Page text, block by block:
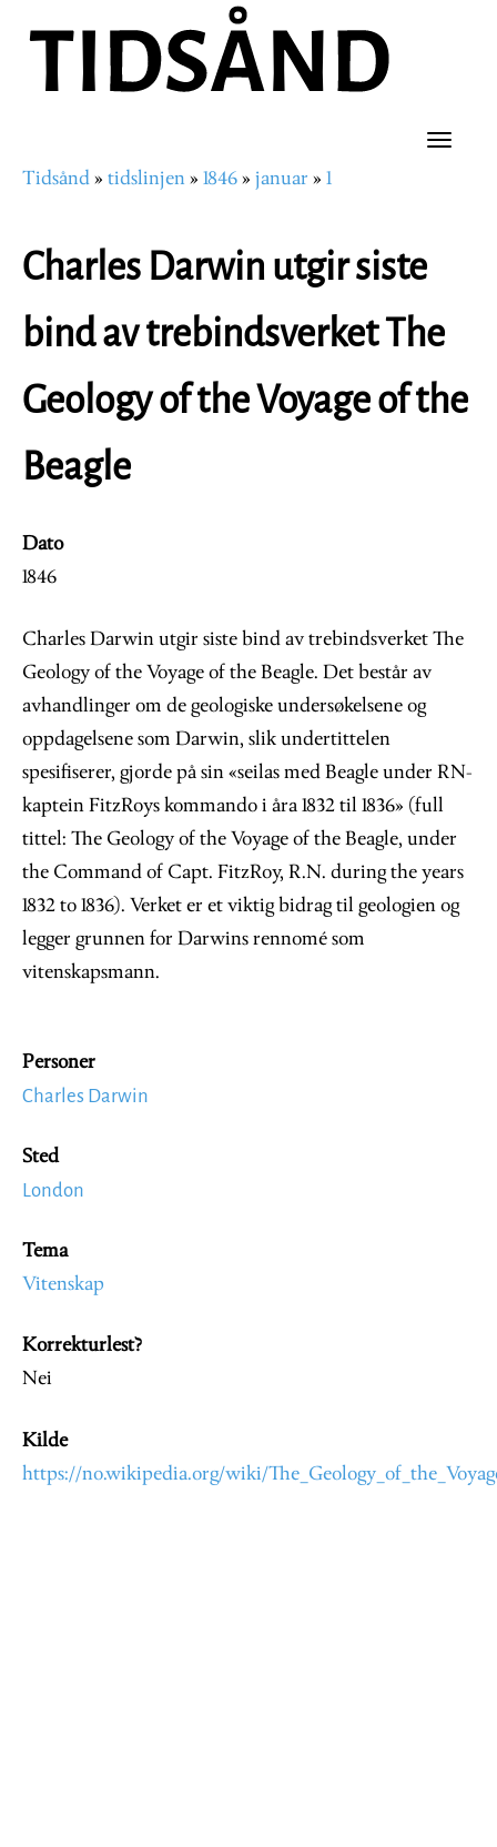
hovedinnhold
Toggle
Navigasjonssti
Tidsånd tidslinjen 1846 januar 1
Charles Darwin utgir siste
bind av trebindsverket The
Geology of the Voyage of the
Beagle
Dato
1846
Charles Darwin utgir siste bind av trebindsverket The
Geology of the Voyage of the Beagle. Det består av
avhandlinger om de geologiske undersøkelsene og
oppdagelsene som Darwin, slik undertittelen
spesifiserer, gjorde på sin «seilas med Beagle under RN-
kaptein FitzRoys kommando i åra 1832 til 1836» (full
tittel: The Geology of the Voyage of the Beagle, under
the Command of Capt. FitzRoy, R.N. during the years
1832 to 1836). Verket er et viktig bidrag til geologien og
legger grunnen for Darwins rennomé som
vitenskapsmann.
Personer
Charles Darwin
Sted
London
Tema
Vitenskap
Korrekturlest?
Nei
Kilde
https://no.wikipedia.org/wiki/